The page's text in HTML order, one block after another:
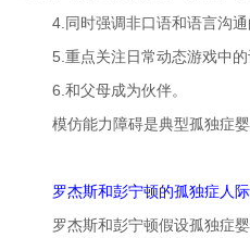
4.同时强调非口语和语言沟通
5.重点关注日常动态游戏中的
6.和父母成为伙伴。
模仿能力障碍是典型孤独症婴
罗杰斯和彭宁顿的孤独症人
罗杰斯和彭宁顿假设孤独症